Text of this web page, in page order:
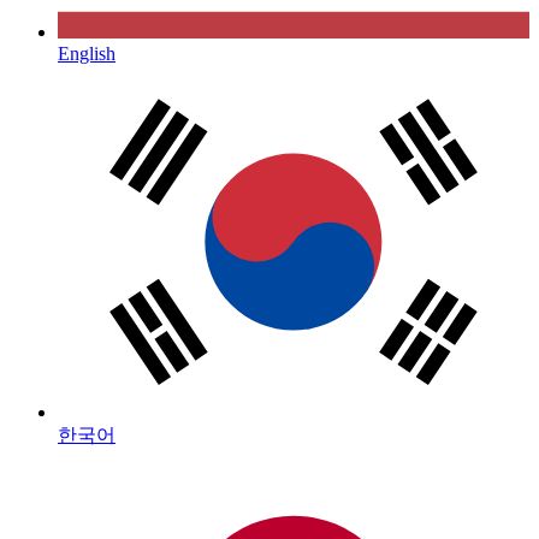
English
한국어